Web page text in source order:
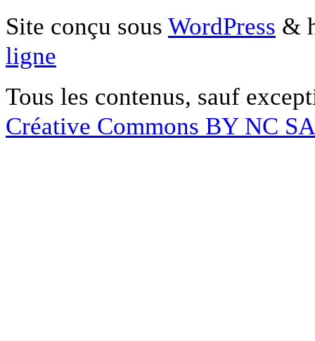
Site conçu sous WordPress &
ligne
Tous les contenus, sauf
Créative Commons BY NC SA